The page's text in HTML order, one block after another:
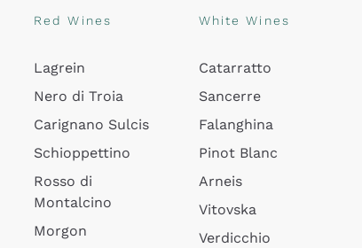
Red Wines
Lagrein
Nero di Troia
Carignano Sulcis
Schioppettino
Rosso di
Montalcino
Morgon
White Wines
Catarratto
Sancerre
Falanghina
Pinot Blanc
Arneis
Vitovska
Verdicchio